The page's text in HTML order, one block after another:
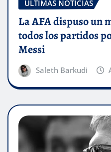
ÚLTIMAS NOTICIAS
La AFA dispuso un
todos los partidos
Messi
Saleth Barkudi